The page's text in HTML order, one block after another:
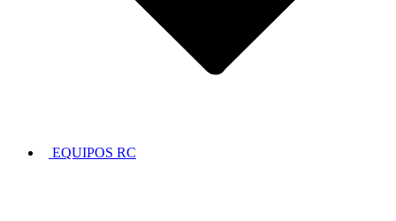
EQUIPOS RC